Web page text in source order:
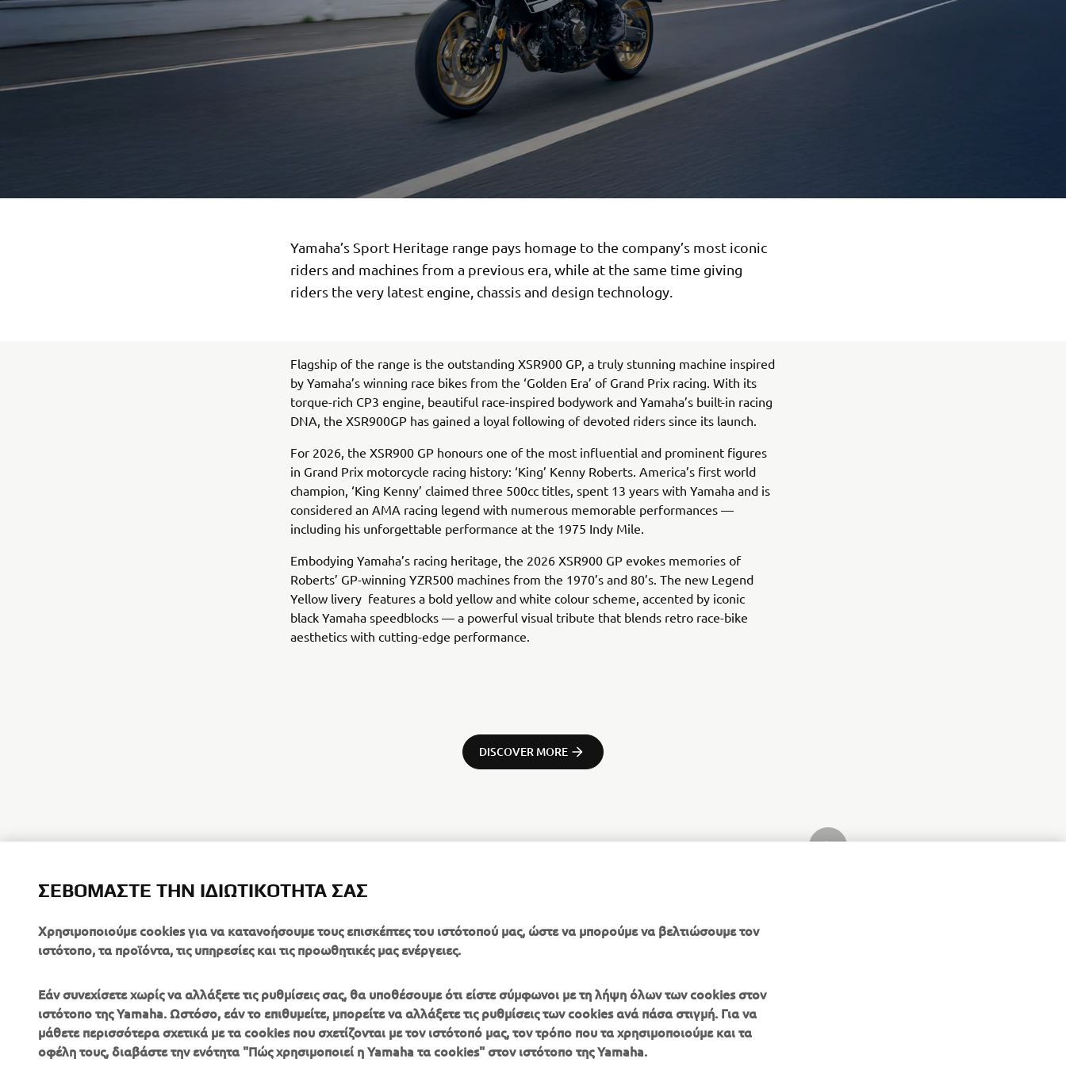
Yamaha’s Sport Heritage range pays homage to the company’s most iconic
riders and machines from a previous era, while at the same time giving
riders the very latest engine, chassis and design technology.
Flagship of the range is the outstanding XSR900 GP, a truly stunning machine inspired
by Yamaha’s winning race bikes from the ‘Golden Era’ of Grand Prix racing. With its
torque-rich CP3 engine, beautiful race-inspired bodywork and Yamaha’s built-in racing
DNA, the XSR900GP has gained a loyal following of devoted riders since its launch.
For 2026, the XSR900 GP honours one of the most influential and prominent figures
in Grand Prix motorcycle racing history: ‘King’ Kenny Roberts. America’s first world
champion, ‘King Kenny’ claimed three 500cc titles, spent 13 years with Yamaha and is
considered an AMA racing legend with numerous memorable performances —
including his unforgettable performance at the 1975 Indy Mile.
Embodying Yamaha’s racing heritage, the 2026 XSR900 GP evokes memories of
Roberts’ GP-winning YZR500 machines from the 1970’s and 80’s. The new Legend
Yellow livery features a bold yellow and white colour scheme, accented by iconic
black Yamaha speedblocks — a powerful visual tribute that blends retro race-bike
aesthetics with cutting-edge performance.
DISCOVER MORE
ΕΤΑΙΡΕΊΑ B2B
ΠΕΡΙΣΣΌΤΕΡΑ
YAMAHA
SUPPORT ΕΝΗΜΕΡΩΤΙΚΟ ΔΕΛΤΙΟ
ΣΕΒΌΜΑΣΤΕ ΤΗΝ ΙΔΙΩΤΙΚΌΤΗΤΆ ΣΑΣ
Χρησιμοποιούμε cookies για να κατανοήσουμε τους επισκέπτες του ιστότοπού μας, ώστε να μπορούμε να βελτιώσουμε τον
ιστότοπο, τα προϊόντα, τις υπηρεσίες και τις προωθητικές μας ενέργειες.
Εάν συνεχίσετε χωρίς να αλλάξετε τις ρυθμίσεις σας, θα υποθέσουμε ότι είστε σύμφωνοι με τη λήψη όλων των cookies στον
ιστότοπο της Yamaha. Ωστόσο, εάν το επιθυμείτε, μπορείτε να αλλάξετε τις ρυθμίσεις των cookies ανά πάσα στιγμή. Για να
μάθετε περισσότερα σχετικά με τα cookies που σχετίζονται με τον ιστότοπό μας, τον τρόπο που τα χρησιμοποιούμε και τα
οφέλη τους, διαβάστε την ενότητα "Πώς χρησιμοποιεί η Yamaha τα cookies" στον ιστότοπο της Yamaha.